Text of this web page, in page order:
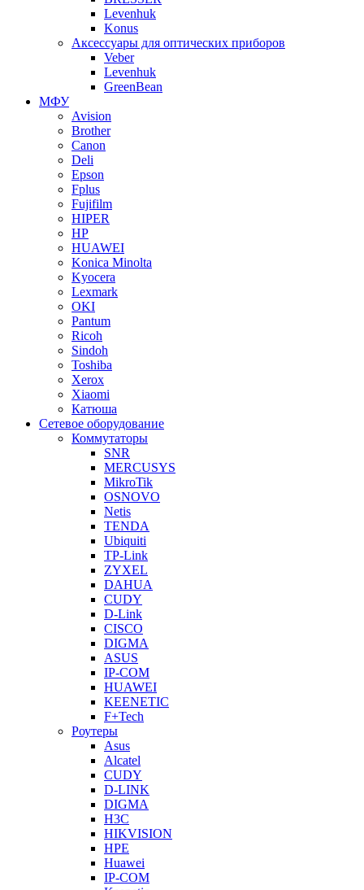
Levenhuk
Konus
Аксессуары для оптических приборов
Veber
Levenhuk
GreenBean
МФУ
Avision
Brother
Canon
Deli
Epson
Fplus
Fujifilm
HIPER
HP
HUAWEI
Konica Minolta
Kyocera
Lexmark
OKI
Pantum
Ricoh
Sindoh
Toshiba
Xerox
Xiaomi
Катюша
Сетевое оборудование
Коммутаторы
SNR
MERCUSYS
MikroTik
OSNOVO
Netis
TENDA
Ubiquiti
TP-Link
ZYXEL
DAHUA
CUDY
D-Link
CISCO
DIGMA
ASUS
IP-COM
HUAWEI
KEENETIC
F+Tech
Роутеры
Asus
Alcatel
CUDY
D-LINK
DIGMA
H3C
HIKVISION
HPE
Huawei
IP-COM